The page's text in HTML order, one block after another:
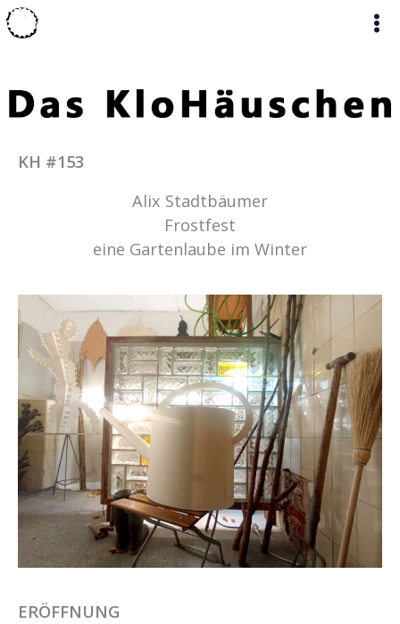
Zum
Inhalt
KH #153
Alix Stadtbäumer
Frostfest
eine Gartenlaube im Winter
ERÖFFNUNG